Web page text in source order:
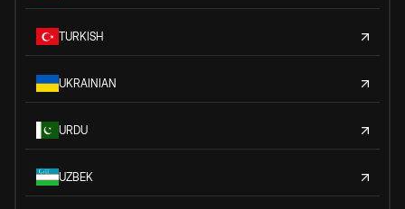
TURKISH
UKRAINIAN
URDU
UZBEK